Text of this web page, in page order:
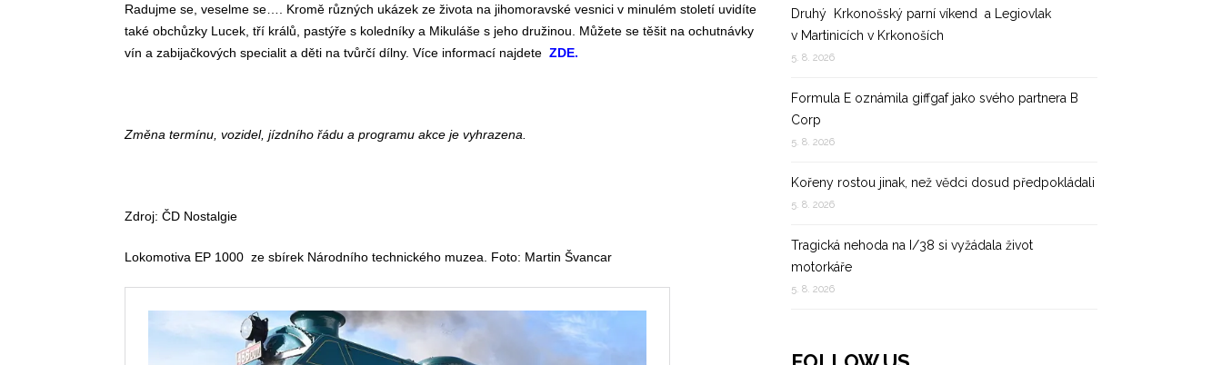
Radujme se, veselme se…. Kromě různých ukázek ze života na jihomoravské vesnici v minulém století uvidíte
také obchůzky Lucek, tří králů, pastýře s koledníky a Mikuláše s jeho družinou. Můžete se těšit na ochutnávky
vín a zabijačkových specialit a děti na tvůrčí dílny. Více informací najdete ZDE.
Změna termínu, vozidel, jízdního řádu a programu akce je vyhrazena.
Zdroj: ČD Nostalgie
Lokomotiva EP 1000 ze sbírek Národního technického muzea. Foto: Martin Švancar
Druhý Krkonošský parní víkend a Legiovlak
v Martinicích v Krkonoších
5. 8. 2026
Formula E oznámila giffgaf jako svého partnera B
Corp
5. 8. 2026
Kořeny rostou jinak, než vědci dosud předpokládali
5. 8. 2026
Tragická nehoda na I/38 si vyžádala život
motorkáře
5. 8. 2026